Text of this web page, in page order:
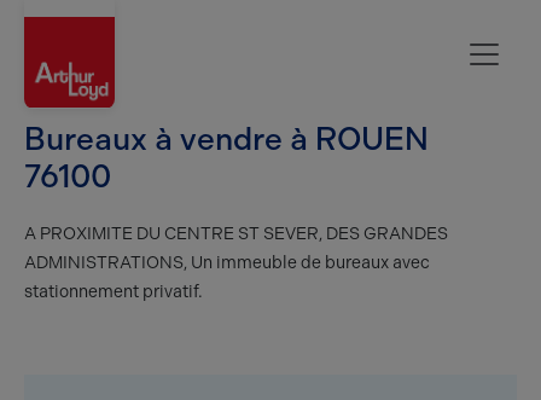
Bureaux à vendre à ROUEN
76100
A PROXIMITE DU CENTRE ST SEVER, DES GRANDES
ADMINISTRATIONS, Un immeuble de bureaux avec
stationnement privatif.